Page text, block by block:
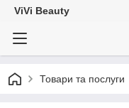
ViVi Beauty
Товари та послуги